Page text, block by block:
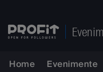
Home Evenimente